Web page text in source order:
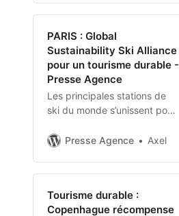
PARIS : Global
Sustainability Ski Alliance
pour un tourisme durable -
Presse Agence
Les principales stations de
ski du monde s’unissent pour
durable avec la création de la
stations de ski mondiales,
dont la Compagnie des Alpes
Presse Agence Axel
Tourisme durable :
Copenhague récompense